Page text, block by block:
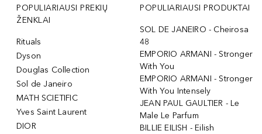
POPULIARIAUSI PREKIŲ
ŽENKLAI
Rituals
Dyson
Douglas Collection
Sol de Janeiro
MATH SCIETIFIC
Yves Saint Laurent
DIOR
POPULIARIAUSI PRODUKTAI
SOL DE JANEIRO - Cheirosa
48
EMPORIO ARMANI - Stronger
With You
EMPORIO ARMANI - Stronger
With You Intensely
JEAN PAUL GAULTIER - Le
Male Le Parfum
BILLIE EILISH - Eilish